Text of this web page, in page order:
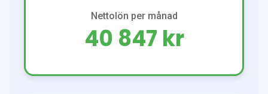
Nettolön per månad
40 847 kr